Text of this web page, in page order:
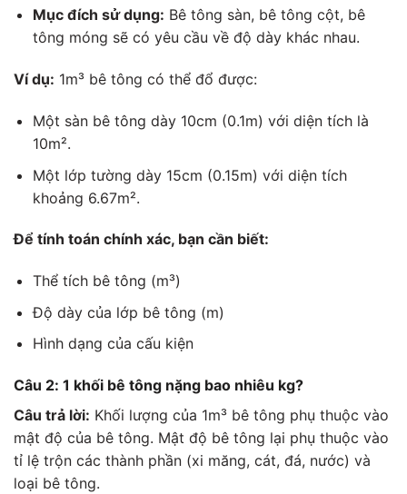
Mục đích sử dụng: Bê tông sàn, bê tông cột, bê
tông móng sẽ có yêu cầu về độ dày khác nhau.
Ví dụ: 1m³ bê tông có thể đổ được:
Một sàn bê tông dày 10cm (0.1m) với diện tích là
10m².
Một lớp tường dày 15cm (0.15m) với diện tích
khoảng 6.67m².
Để tính toán chính xác, bạn cần biết:
Thể tích bê tông (m³)
Độ dày của lớp bê tông (m)
Hình dạng của cấu kiện
Câu 2: 1 khối bê tông nặng bao nhiêu kg?
Câu trả lời: Khối lượng của 1m³ bê tông phụ thuộc vào
mật độ của bê tông. Mật độ bê tông lại phụ thuộc vào
tỉ lệ trộn các thành phần (xi măng, cát, đá, nước) và
loại bê tông.